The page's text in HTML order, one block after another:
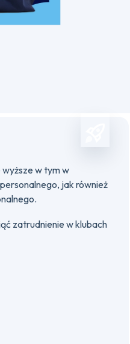
w tym w
jak również
zatrudnienie w klubach